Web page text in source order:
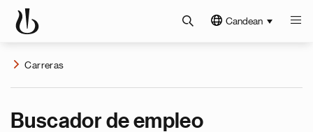
Candean
Carreras
Buscador de empleo